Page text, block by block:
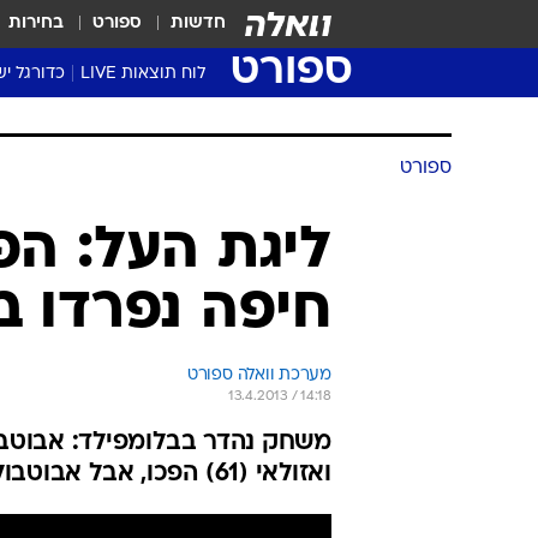
חדשות ספורט בחירות
ספורט לוח תוצאות LIVE כדורגל
שגרירים
נבחרות
ליגה
ספורט
ליגת העל:
חיפה נפרדו ב-
מערכת וואלה ספורט
13.4.2013 / 14:18
ואזולאי (61) הפכו, אבל אבוטבול שחרר עוד טיל והשווה (63)